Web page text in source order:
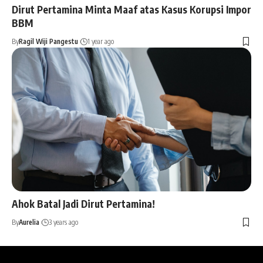
Dirut Pertamina Minta Maaf atas Kasus Korupsi Impor
BBM
ByRagil Wiji Pangestu 1 year ago
Ahok Batal Jadi Dirut Pertamina!
ByAurelia 3 years ago